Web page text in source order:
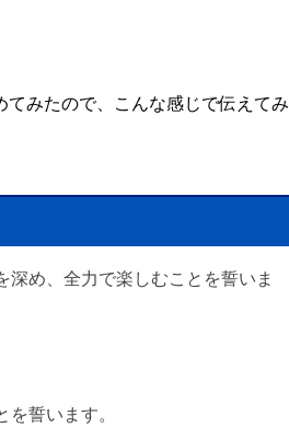
みたので、こんな感じで伝えてみ
め、全力で楽しむことを誓いま
誓います。